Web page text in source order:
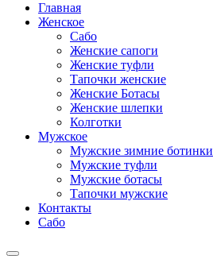
Главная
Женское
Сабо
Женские сапоги
Женские туфли
Тапочки женские
Женские Ботасы
Женские шлепки
Колготки
Мужское
Мужские зимние ботинки
Мужские туфли
Мужские ботасы
Тапочки мужские
Контакты
Сабо